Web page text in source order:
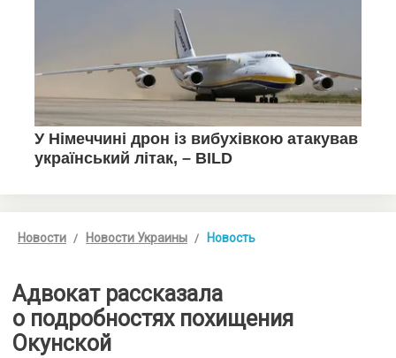
Новости Новости Украины Новость
Адвокат рассказала
о подробностях похищения
Окунской